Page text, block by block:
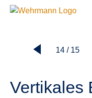
14 / 15
Vertikales